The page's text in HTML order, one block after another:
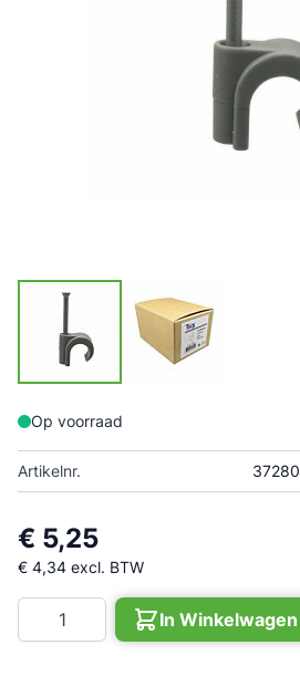
Op voorraad
Artikelnr. 37280
€ 5,25
€ 4,34 excl. BTW
Aantal
In Winkelwagen